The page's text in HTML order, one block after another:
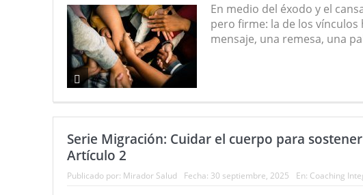
En medio del éxodo y el
pero firme: la de los
mensaje, una remesa, una
Serie Migración: Cuidar el cuerpo para
Artículo 2
Publicado por: Mirador Salud Fecha: 30 septiembre, 2025 En: Coaching